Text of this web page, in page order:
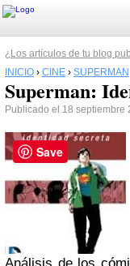
¿Los artículos de tu blog
INICIO › CINE › SUPERMAN
Superman:
Publicado el 18 septiembre
Save